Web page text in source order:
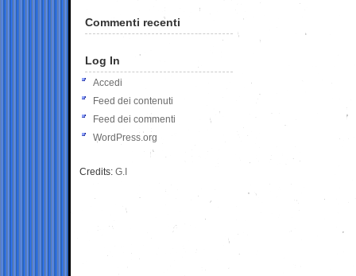
Commenti recenti
Log In
Accedi
Feed dei contenuti
Feed dei commenti
WordPress.org
Credits: G.I